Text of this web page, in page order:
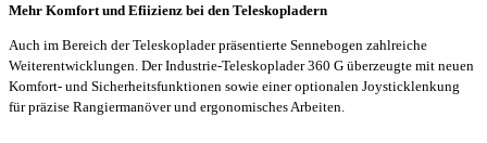
Mehr Komfort und Efiizienz bei den Teleskopladern
Auch im Bereich der Teleskoplader präsentierte Sennebogen zahlreiche
Weiterentwicklungen. Der Industrie-Teleskoplader 360 G überzeugte mit neuen
Komfort- und Sicherheitsfunktionen sowie einer optionalen Joysticklenkung
für präzise Rangiermanöver und ergonomisches Arbeiten.